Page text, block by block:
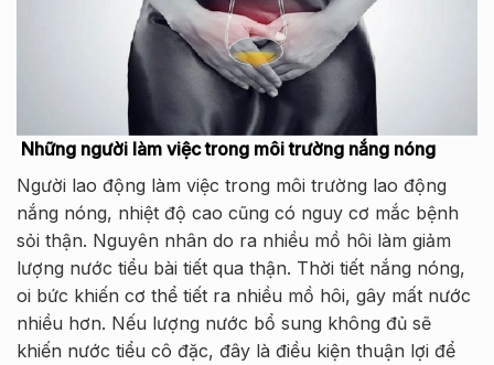
Những người làm việc trong môi trường nắng nóng
Người lao động làm việc trong môi trường lao động
nắng nóng, nhiệt độ cao cũng có nguy cơ mắc bệnh
sỏi thận. Nguyên nhân do ra nhiều mồ hôi làm giảm
lượng nước tiểu bài tiết qua thận. Thời tiết nắng nóng,
oi bức khiến cơ thể tiết ra nhiều mồ hôi, gây mất nước
nhiều hơn. Nếu lượng nước bổ sung không đủ sẽ
khiến nước tiểu cô đặc, đây là điều kiện thuận lợi để